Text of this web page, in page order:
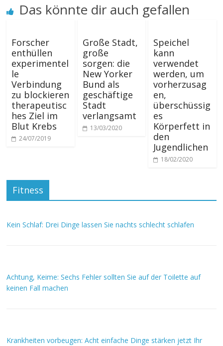
Das könnte dir auch gefallen
Forscher
enthüllen
experimentel
le
Verbindung
zu blockieren
therapeutisc
hes Ziel im
Blut Krebs
24/07/2019
Große Stadt,
große
sorgen: die
New Yorker
Bund als
geschäftige
Stadt
verlangsamt
13/03/2020
Speichel
kann
verwendet
werden, um
vorherzusag
en,
überschüssig
es
Körperfett in
den
Jugendlichen
18/02/2020
Fitness
Kein Schlaf: Drei Dinge lassen Sie nachts schlecht schlafen
Achtung, Keime: Sechs Fehler sollten Sie auf der Toilette auf
keinen Fall machen
Krankheiten vorbeugen: Acht einfache Dinge stärken jetzt Ihr